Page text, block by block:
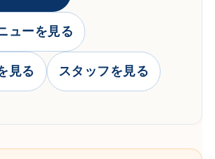
ューを見る
見る スタッフを見る